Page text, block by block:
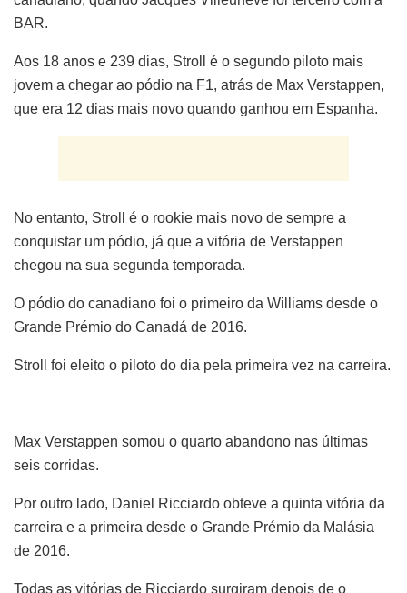
BAR.
Aos 18 anos e 239 dias, Stroll é o segundo piloto mais
jovem a chegar ao pódio na F1, atrás de Max Verstappen,
que era 12 dias mais novo quando ganhou em Espanha.
No entanto, Stroll é o rookie mais novo de sempre a
conquistar um pódio, já que a vitória de Verstappen
chegou na sua segunda temporada.
O pódio do canadiano foi o primeiro da Williams desde o
Grande Prémio do Canadá de 2016.
Stroll foi eleito o piloto do dia pela primeira vez na carreira.
Max Verstappen somou o quarto abandono nas últimas
seis corridas.
Por outro lado, Daniel Ricciardo obteve a quinta vitória da
carreira e a primeira desde o Grande Prémio da Malásia
de 2016.
Todas as vitórias de Ricciardo surgiram depois de o